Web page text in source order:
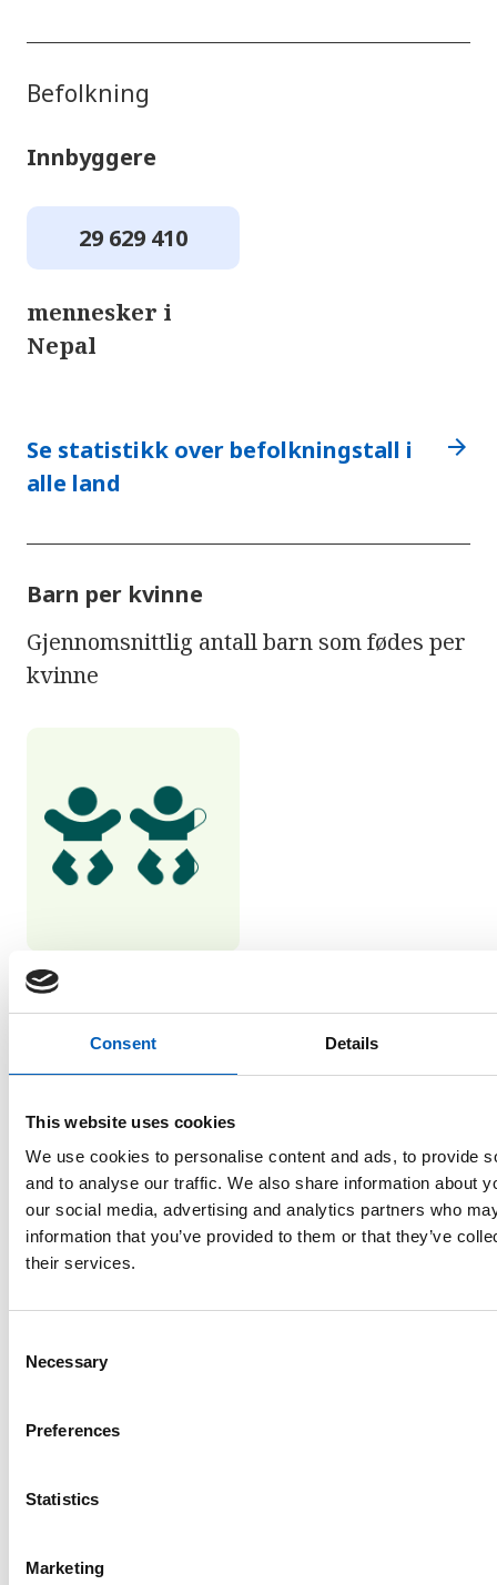
Consent Details
This website uses cookies
We use cookies to personalise content and ads, to provide
and to analyse our traffic. We also share information about
our social media, advertising and analytics partners who
information that you’ve provided to them or that they’ve
their services.
Necessary
Preferences
Statistics
Marketing
Befolkning
Innbyggere
29 629 410
mennesker i
Nepal
Se statistikk over befolkningstall i
alle land
arrow_forward
Barn per kvinne
Gjennomsnittlig antall barn som fødes per
kvinne
1,9
Se statistikk over fruktbarhet i alle
land
arrow_forward
Barnedødelighet
Antall barn som dør før de har fylt fem år,